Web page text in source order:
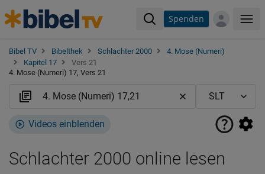
Spenden
Bibel TV Bibelthek Schlachter 2000
4. Mose (Numeri)
Kapitel 17
Vers 21
4. Mose (Numeri) 17, Vers 21
Videos einblenden
Schlachter 2000 online lesen